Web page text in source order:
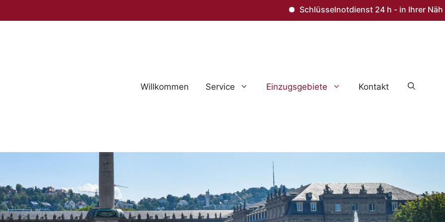
Schlüsselnotdienst 24 h - in Ihrer Nähe –
Willkommen Service Einzugsgebiete Kontakt